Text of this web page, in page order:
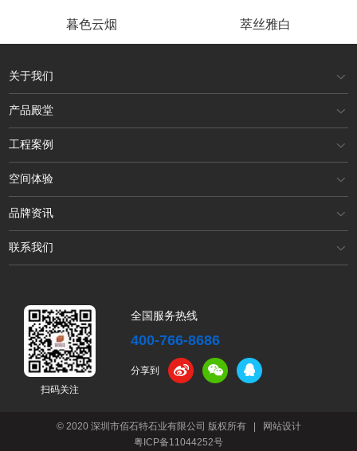
暮色云烟 萃丝雅白
关于我们
产品殿堂
工程案例
空间体验
品牌资讯
联系我们
扫码关注
全国服务热线
400-766-8686
分享到
© 2020 深圳市佰石特石业有限公司 版权所有
网站设计
粤ICP备11044252号